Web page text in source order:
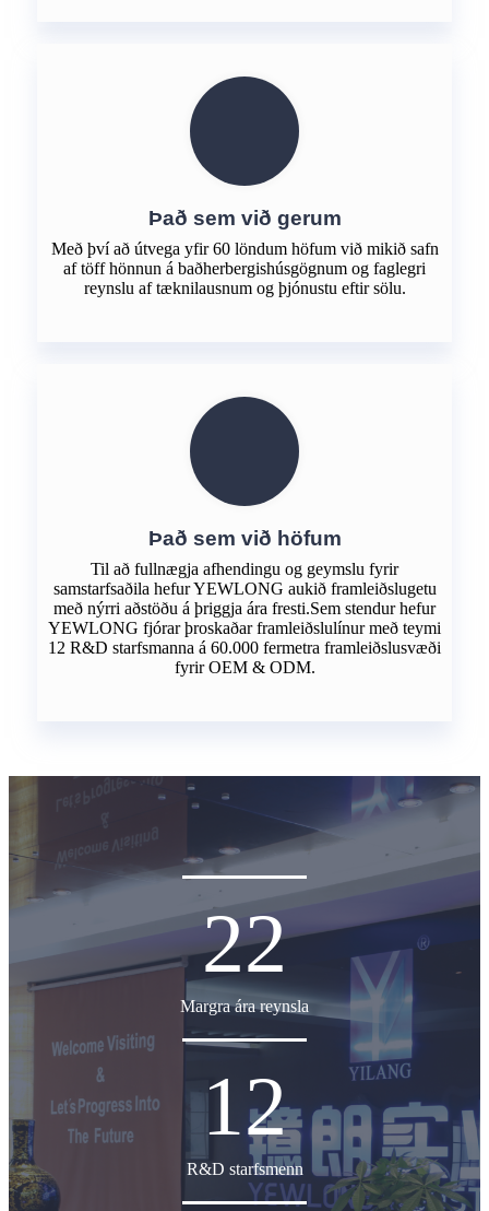
Það sem við gerum
Með því að útvega yfir 60 löndum höfum við mikið safn
af töff hönnun á baðherbergishúsgögnum og faglegri
reynslu af tæknilausnum og þjónustu eftir sölu.
Það sem við höfum
Til að fullnægja afhendingu og geymslu fyrir
samstarfsaðila hefur YEWLONG aukið framleiðslugetu
með nýrri aðstöðu á þriggja ára fresti.Sem stendur hefur
YEWLONG fjórar þroskaðar framleiðslulínur með teymi
12 R&D starfsmanna á 60.000 fermetra framleiðslusvæði
fyrir OEM & ODM.
22
Margra ára reynsla
12
R&D starfsmenn